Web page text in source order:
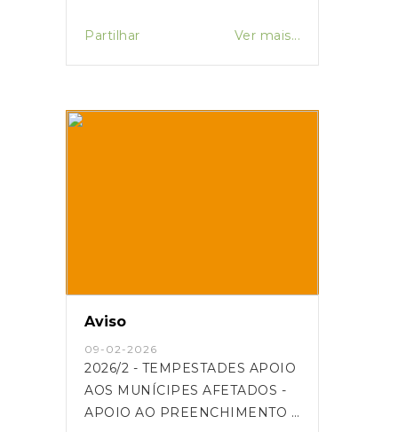
Partilhar Ver mais...
Aviso
09-02-2026
2026/2 - TEMPESTADES APOIO
AOS MUNÍCIPES AFETADOS -
APOIO AO PREENCHIMENTO E